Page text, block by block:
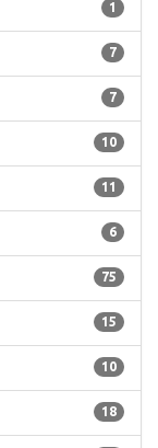
1
7
7
10
11
6
75
15
10
18